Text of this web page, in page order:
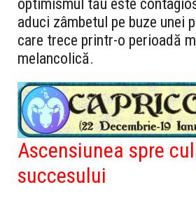
optimismul tău este
aduci zâmbetul pe buze unei
care trece printr-o perioadă
melancolică.
Ascensiunea spre
succesului